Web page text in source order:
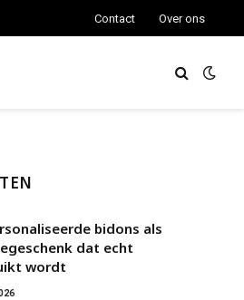
Contact Over ons
bidons als
dat echt
wordt